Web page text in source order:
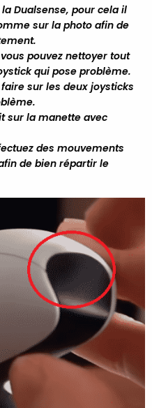
Dualsense, pour cela il
sur la photo afin de
pouvez nettoyer tout
qui pose problème.
sur les deux joysticks
sur la manette avec
des mouvements
de bien répartir le